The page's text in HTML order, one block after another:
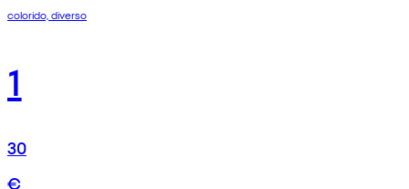
colorido, diverso
1
30
€